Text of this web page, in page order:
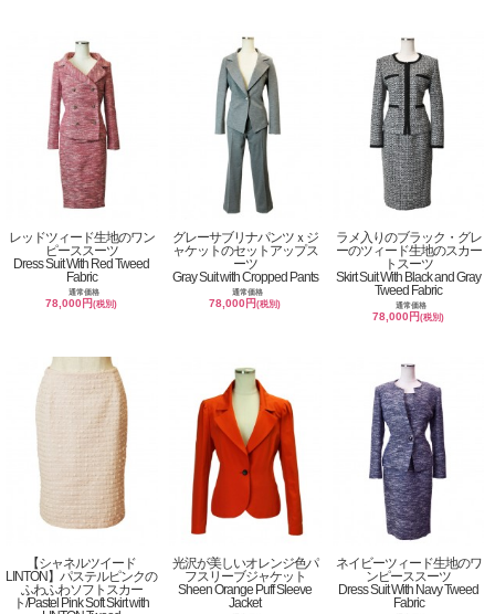
レッドツィード生地のワン
ピーススーツ
Dress Suit With Red Tweed
Fabric
通常価格
78,000円(税別)
グレーサブリナパンツｘジ
ャケットのセットアップス
ーツ
Gray Suit with Cropped Pants
通常価格
78,000円(税別)
ラメ入りのブラック・グレ
ーのツィード生地のスカー
トスーツ
Skirt Suit With Black and Gray
Tweed Fabric
通常価格
78,000円(税別)
【シャネルツイード
LINTON】パステルピンクの
ふわふわソフトスカー
ト/Pastel Pink Soft Skirt with
光沢が美しいオレンジ色パ
フスリーブジャケット
Sheen Orange Puff Sleeve
Jacket
ネイビーツィード生地のワ
ンピーススーツ
Dress Suit With Navy Tweed
Fabric